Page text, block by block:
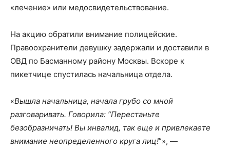
«лечение» или медосвидетельствование.
На акцию обратили внимание полицейские.
Правоохранители девушку задержали и доставили в
ОВД по Басманному району Москвы. Вскоре к
пикетчице спустилась начальница отдела.
«Вышла начальница, начала грубо со мной
разговаривать. Говорила: “Перестаньте
безобразничать! Вы инвалид, так еще и привлекаете
внимание неопределенного круга лиц!”», —